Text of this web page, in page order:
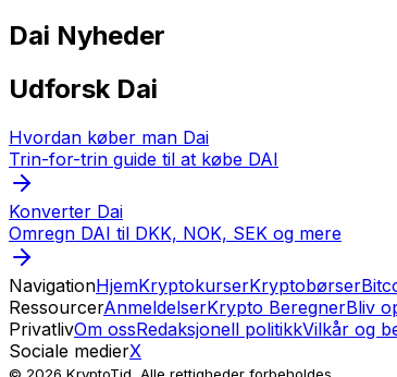
Dai Nyheder
Udforsk Dai
Hvordan køber man Dai
Trin-for-trin guide til at købe DAI
Konverter Dai
Omregn DAI til DKK, NOK, SEK og mere
NavigationHjemKryptokurserKryptobørser
RessourcerAnmeldelserKrypto BeregnerBliv
PrivatlivOm ossRedaksjonell politikkVilkår og
Sociale medierX